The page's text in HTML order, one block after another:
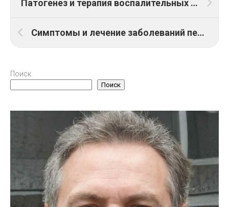
Патогенез и терапия воспалительных заболеваний печени
Симптомы и лечение заболеваний периферической нервной системы
Поиск
Поиск